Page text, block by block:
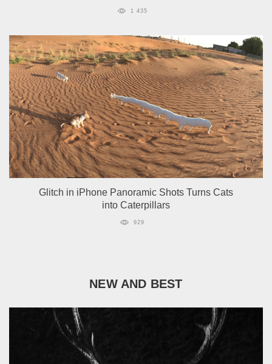
1 435
Glitch in iPhone Panoramic Shots Turns Cats
into Caterpillars
929
NEW AND BEST